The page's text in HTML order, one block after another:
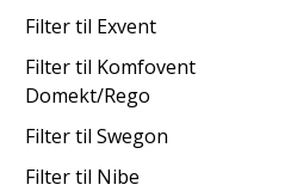
Filter til Exvent
Filter til Komfovent
Domekt/Rego
Filter til Swegon
Filter til Nibe